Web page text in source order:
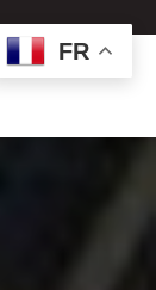
FR